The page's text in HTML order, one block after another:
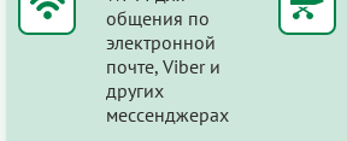
общения по
электронной
почте, Viber и
других
мессенджерах